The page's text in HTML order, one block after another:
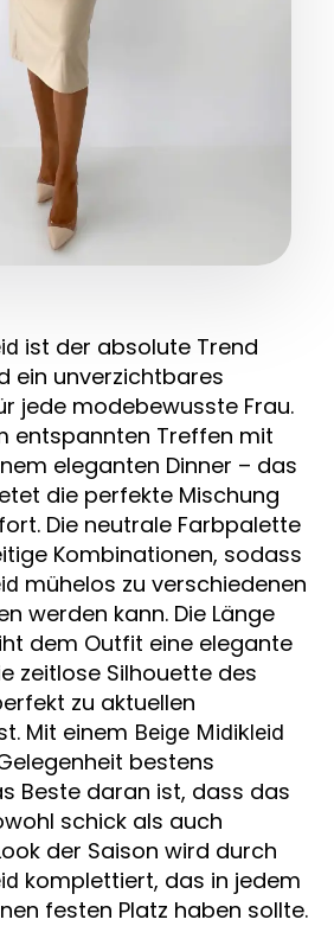
ist der absolute Trend
ein unverzichtbares
jede modebewusste Frau.
entspannten Treffen mit
eleganten Dinner – das
die perfekte Mischung
Die neutrale Farbpalette
Kombinationen, sodass
mühelos zu verschiedenen
werden kann. Die Länge
dem Outfit eine elegante
zeitlose Silhouette des
zu aktuellen
Mit einem Beige Midikleid
bestens
Beste daran ist, dass das
schick als auch
der Saison wird durch
komplettiert, das in jedem
festen Platz haben sollte.